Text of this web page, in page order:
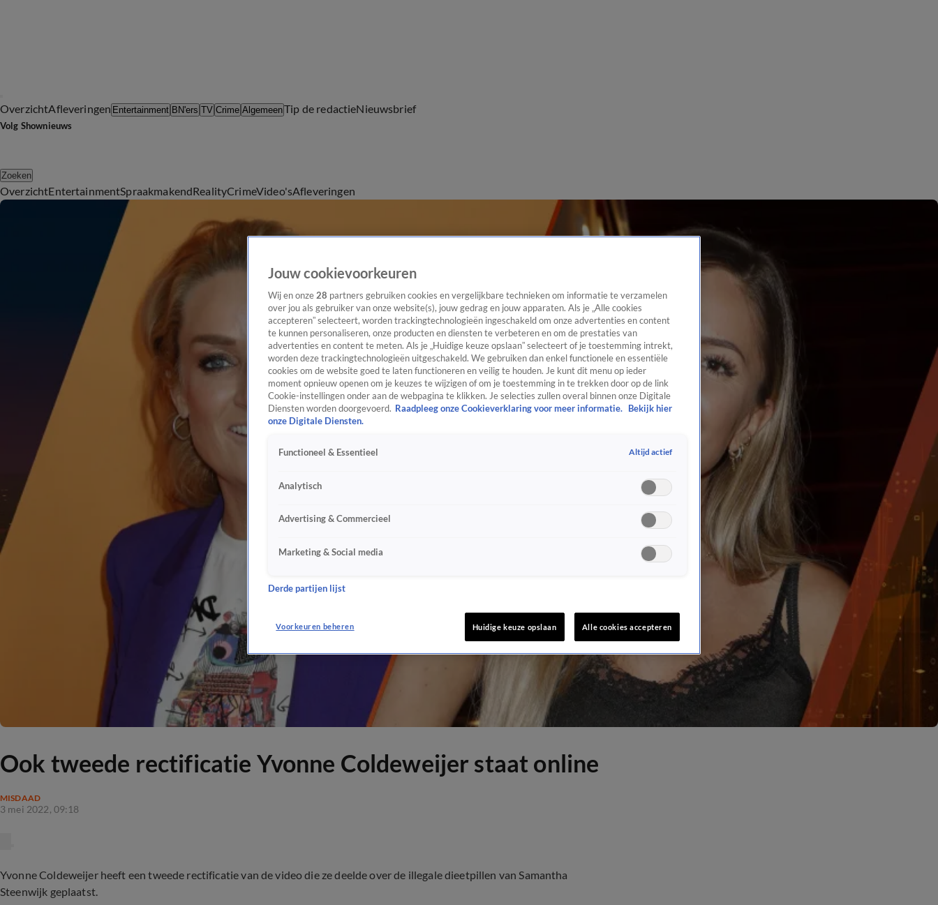
OverzichtAfleveringen Entertainment BN'ers TV Crime AlgemeenTip de redactieNieuwsbrief
Volg Shownieuws
Zoeken
OverzichtEntertainmentSpraakmakendRealityCrimeVideo'sAfleveringen
Ook tweede rectificatie Yvonne Coldeweijer staat online
MISDAAD
3 mei 2022, 09:18
Yvonne Coldeweijer heeft een tweede rectificatie van de video die ze deelde over de illegale dieetpillen van Samantha
Steenwijk geplaatst.
Jouw cookievoorkeuren
Wij en onze 28 partners gebruiken cookies en vergelijkbare technieken om informatie te verzamelen
over jou als gebruiker van onze website(s), jouw gedrag en jouw apparaten. Als je „Alle cookies
accepteren” selecteert, worden trackingtechnologieën ingeschakeld om onze advertenties en content
te kunnen personaliseren, onze producten en diensten te verbeteren en om de prestaties van
advertenties en content te meten. Als je „Huidige keuze opslaan” selecteert of je toestemming intrekt,
worden deze trackingtechnologieën uitgeschakeld. We gebruiken dan enkel functionele en essentiële
cookies om de website goed te laten functioneren en veilig te houden. Je kunt dit menu op ieder
moment opnieuw openen om je keuzes te wijzigen of om je toestemming in te trekken door op de link
Cookie-instellingen onder aan de webpagina te klikken. Je selecties zullen overal binnen onze Digitale
Diensten worden doorgevoerd. Raadpleeg onze Cookieverklaring voor meer informatie.
Bekijk hier
onze Digitale Diensten.
Functioneel & Essentieel Altijd actief
Analytisch
Advertising & Commercieel
Marketing & Social media
Derde partijen lijst
Voorkeuren beheren Huidige keuze opslaan Alle cookies accepteren